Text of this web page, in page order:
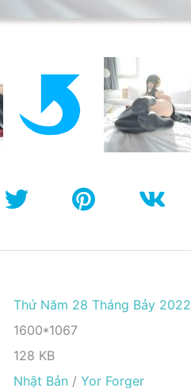
Thứ Năm 28 Tháng Bảy 2022
1600*1067
128 KB
Nhật Bản / Yor Forger